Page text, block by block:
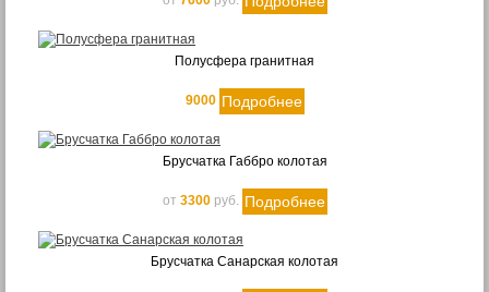
Полусфера гранитная
9000 Подробнее
Брусчатка Габбро колотая
от 3300руб. Подробнее
Брусчатка Санарская колотая
500 мм
Длина
300 мм